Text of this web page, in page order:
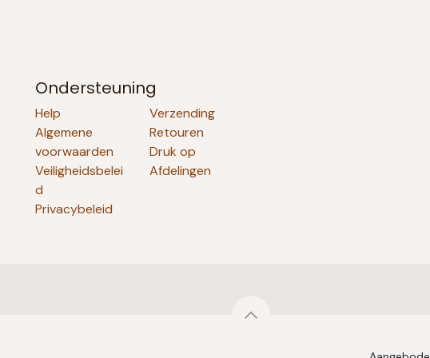
Ondersteuning
Help
Algemene
voorwaarden
Veiligheidsbelei
d
Privacybeleid
Verzending
Retouren
Druk op
Afdelingen